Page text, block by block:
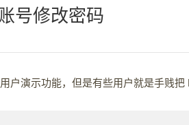
号修改密码
户演示功能，但是有些用户就是手贱